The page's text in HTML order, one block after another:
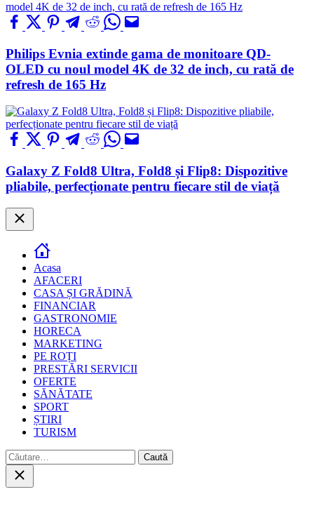
Philips Evnia extinde gama de monitoare QD-
OLED cu noul model 4K de 32 de inch, cu rată de
refresh de 165 Hz
Galaxy Z Fold8 Ultra, Fold8 și Flip8: Dispozitive
pliabile, perfecționate pentru fiecare stil de viață
Close
Acasa
AFACERI
CASA ȘI GRĂDINĂ
FINANCIAR
GASTRONOMIE
HORECA
MARKETING
PE ROȚI
PRESTĂRI SERVICII
OFERTE
SĂNĂTATE
SPORT
ȘTIRI
TURISM
Caută
după:
Close
search